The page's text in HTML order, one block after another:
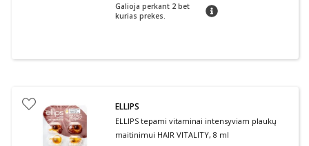
Galioja perkant 2 bet
kurias prekes.
patarimas
ELLIPS
ELLIPS tepami vitaminai intensyviam plaukų
maitinimui HAIR VITALITY, 8 ml